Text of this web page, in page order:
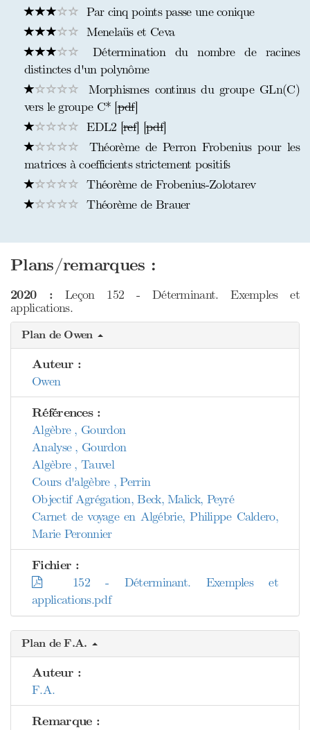
Par cinq points passe une conique
Menelaüs et Ceva
Détermination du nombre de racines
distinctes d'un polynôme
Morphismes continus du groupe GLn(C)
vers le groupe C* [pdf]
EDL2 [ref] [pdf]
Théorème de Perron Frobenius pour les
matrices à coefficients strictement positifs
Théorème de Frobenius-Zolotarev
Théorème de Brauer
Plans/remarques :
2020 : Leçon 152 - Déterminant. Exemples et
applications.
Plan de Owen
Auteur :
Owen
Références :
Algèbre , Gourdon
Analyse , Gourdon
Algèbre , Tauvel
Cours d'algèbre , Perrin
Objectif Agrégation, Beck, Malick, Peyré
Carnet de voyage en Algébrie, Philippe Caldero,
Marie Peronnier
Fichier :
152 - Déterminant. Exemples et
applications.pdf
Plan de F.A.
Auteur :
F.A.
Remarque :